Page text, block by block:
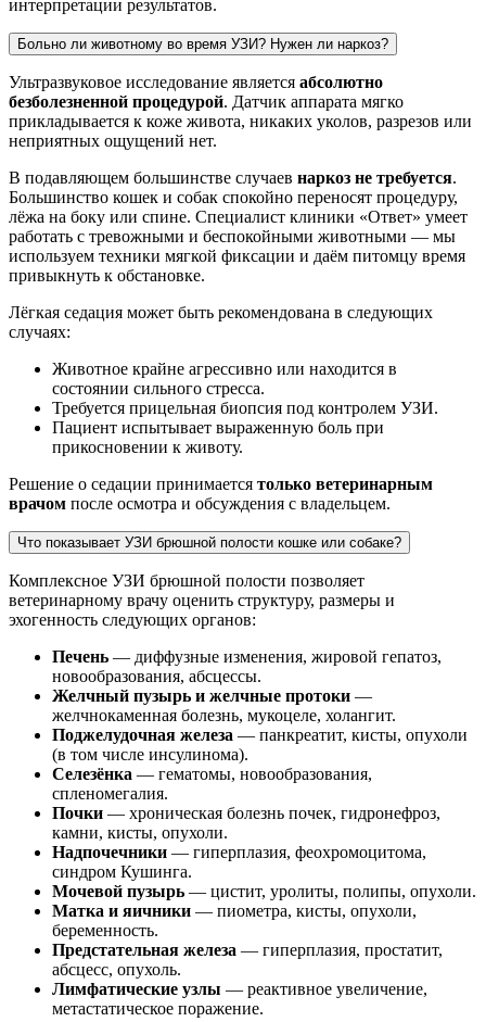
интерпретации результатов.
Больно ли животному во время УЗИ? Нужен ли наркоз?
Ультразвуковое исследование является абсолютно
безболезненной процедурой. Датчик аппарата мягко
прикладывается к коже живота, никаких уколов, разрезов или
неприятных ощущений нет.
В подавляющем большинстве случаев наркоз не требуется.
Большинство кошек и собак спокойно переносят процедуру,
лёжа на боку или спине. Специалист клиники «Ответ» умеет
работать с тревожными и беспокойными животными — мы
используем техники мягкой фиксации и даём питомцу время
привыкнуть к обстановке.
Лёгкая седация может быть рекомендована в следующих
случаях:
Животное крайне агрессивно или находится в
состоянии сильного стресса.
Требуется прицельная биопсия под контролем УЗИ.
Пациент испытывает выраженную боль при
прикосновении к животу.
Решение о седации принимается только ветеринарным
врачом после осмотра и обсуждения с владельцем.
Что показывает УЗИ брюшной полости кошке или собаке?
Комплексное УЗИ брюшной полости позволяет
ветеринарному врачу оценить структуру, размеры и
эхогенность следующих органов:
Печень — диффузные изменения, жировой гепатоз,
новообразования, абсцессы.
Желчный пузырь и желчные протоки —
желчнокаменная болезнь, мукоцеле, холангит.
Поджелудочная железа — панкреатит, кисты, опухоли
(в том числе инсулинома).
Селезёнка — гематомы, новообразования,
спленомегалия.
Почки — хроническая болезнь почек, гидронефроз,
камни, кисты, опухоли.
Надпочечники — гиперплазия, феохромоцитома,
синдром Кушинга.
Мочевой пузырь — цистит, уролиты, полипы, опухоли.
Матка и яичники — пиометра, кисты, опухоли,
беременность.
Предстательная железа — гиперплазия, простатит,
абсцесс, опухоль.
Лимфатические узлы — реактивное увеличение,
метастатическое поражение.